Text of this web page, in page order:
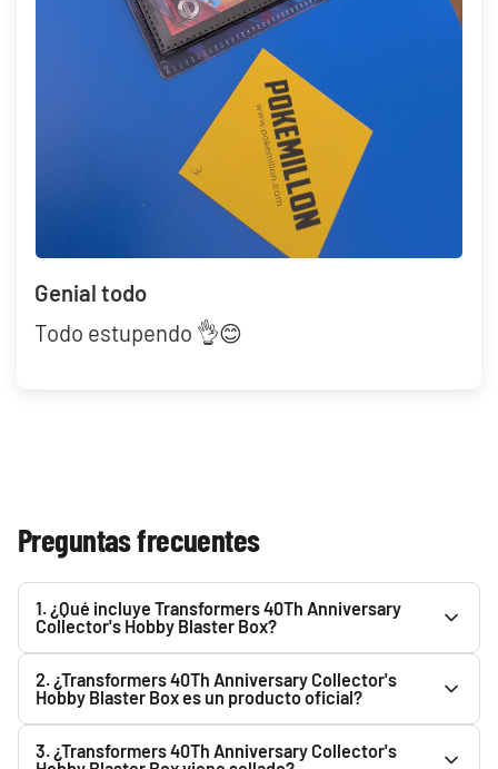
Genial todo
Todo estupendo 👌😊
Preguntas frecuentes
1. ¿Qué incluye Transformers 40Th Anniversary
Collector's Hobby Blaster Box?
Collector's Hobby Blaster Box para ver todo lo que incluye.
2. ¿Transformers 40Th Anniversary Collector's
Hobby Blaster Box es un producto oficial?
Blaster Box es un producto oficial y Original. En
3. ¿Transformers 40Th Anniversary Collector's